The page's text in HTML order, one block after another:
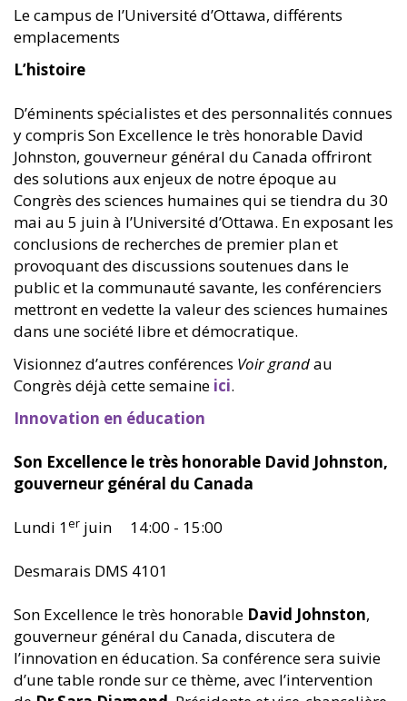
Le campus de l’Université d’Ottawa, différents
emplacements
L’histoire
D’éminents spécialistes et des personnalités connues
y compris Son Excellence le très honorable David
Johnston, gouverneur général du Canada offriront
des solutions aux enjeux de notre époque au
Congrès des sciences humaines qui se tiendra du 30
mai au 5 juin à l’Université d’Ottawa. En exposant les
conclusions de recherches de premier plan et
provoquant des discussions soutenues dans le
public et la communauté savante, les conférenciers
mettront en vedette la valeur des sciences humaines
dans une société libre et démocratique.
Visionnez d’autres conférences Voir grandau
Congrès déjà cette semaine ici.
Innovation en éducation
Son Excellence le très honorable David Johnston,
gouverneur général du Canada
Lundi 1er juin 14:00 - 15:00
Desmarais DMS 4101
Son Excellence le très honorable David Johnston,
gouverneur général du Canada, discutera de
l’innovation en éducation. Sa conférence sera suivie
d’une table ronde sur ce thème, avec l’intervention